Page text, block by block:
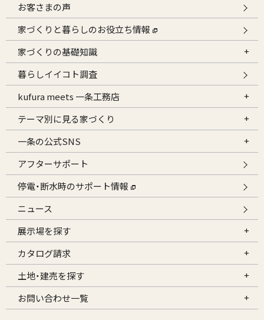
お客さまの声
家づくりと暮らしのお役立ち情報
家づくりの基礎知識
暮らしイイコト調査
kufura meets 一条工務店
テーマ別に見る家づくり
一条の公式SNS
アフターサポート
停電・断水時のサポート情報
ニュース
展示場を探す
カタログ請求
土地・建売を探す
お問い合わせ一覧